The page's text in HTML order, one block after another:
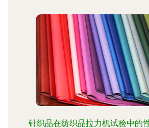
针织品在纺织品拉力机试验中的